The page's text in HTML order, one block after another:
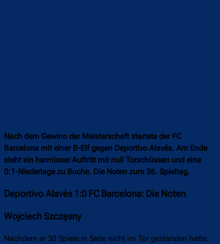
Nach dem Gewinn der Meisterschaft startete der FC
Barcelona mit einer B-Elf gegen Deportivo Alavés. Am Ende
steht ein harmloser Auftritt mit null Torschüssen und eine
0:1-Niederlage zu Buche. Die Noten zum 36. Spieltag.
Deportivo Alavés 1:0 FC Barcelona: Die Noten
Wojciech Szczęsny
Nachdem er 30 Spiele in Serie nicht im Tor gestanden hatte,